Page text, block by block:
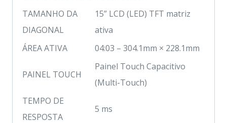
TAMANHO DA
DIAGONAL
15” LCD (LED) TFT matriz
ativa
ÁREA ATIVA
04:03 – 304.1mm × 228.1mm
PAINEL TOUCH
Painel Touch Capacitivo
(Multi-Touch)
TEMPO DE
RESPOSTA
5 ms